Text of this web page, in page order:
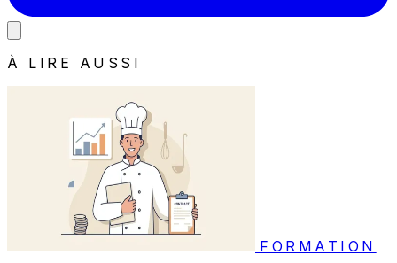
À LIRE AUSSI
FORMATION